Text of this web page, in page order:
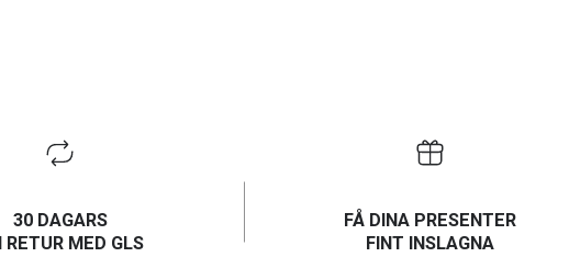
30 DAGARS
RETUR MED GLS
FÅ DINA PRESENTER
FINT INSLAGNA